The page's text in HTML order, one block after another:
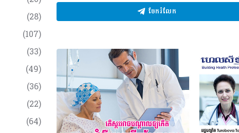
(28)
(107)
(33)
(49)
(36)
(22)
(64)
ចែករំលែក